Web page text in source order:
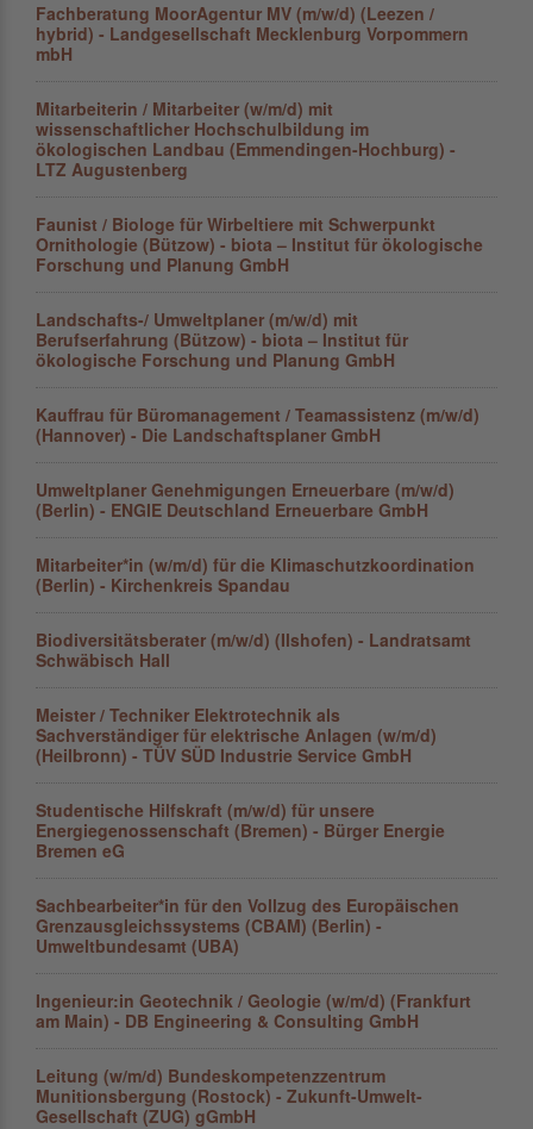
Fachberatung MoorAgentur MV (m/w/d) (Leezen /
hybrid) - Landgesellschaft Mecklenburg Vorpommern
mbH
Mitarbeiterin / Mitarbeiter (w/m/d) mit
wissenschaftlicher Hochschulbildung im
ökologischen Landbau (Emmendingen-Hochburg) -
LTZ Augustenberg
Faunist / Biologe für Wirbeltiere mit Schwerpunkt
Ornithologie (Bützow) - biota – Institut für ökologische
Forschung und Planung GmbH
Landschafts-/ Umweltplaner (m/w/d) mit
Berufserfahrung (Bützow) - biota – Institut für
ökologische Forschung und Planung GmbH
Kauffrau für Büromanagement / Teamassistenz (m/w/d)
(Hannover) - Die Landschaftsplaner GmbH
Umweltplaner Genehmigungen Erneuerbare (m/w/d)
(Berlin) - ENGIE Deutschland Erneuerbare GmbH
Mitarbeiter*in (w/m/d) für die Klimaschutzkoordination
(Berlin) - Kirchenkreis Spandau
Biodiversitätsberater (m/w/d) (Ilshofen) - Landratsamt
Schwäbisch Hall
Meister / Techniker Elektrotechnik als
Sachverständiger für elektrische Anlagen (w/m/d)
(Heilbronn) - TÜV SÜD Industrie Service GmbH
Studentische Hilfskraft (m/w/d) für unsere
Energiegenossenschaft (Bremen) - Bürger Energie
Bremen eG
Sachbearbeiter*in für den Vollzug des Europäischen
Grenzausgleichs­systems (CBAM) (Berlin) -
Umweltbundesamt (UBA)
Ingenieur:in Geotechnik / Geologie (w/m/d) (Frankfurt
am Main) - DB Engineering & Consulting GmbH
Leitung (w/m/d) Bundeskompetenzzentrum
Munitionsbergung (Rostock) - Zukunft-Umwelt-
Gesellschaft (ZUG) gGmbH